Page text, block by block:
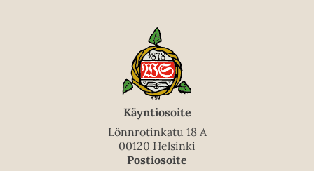
Käyntiosoite
Lönnrotinkatu 18 A
00120 Helsinki
Postiosoite